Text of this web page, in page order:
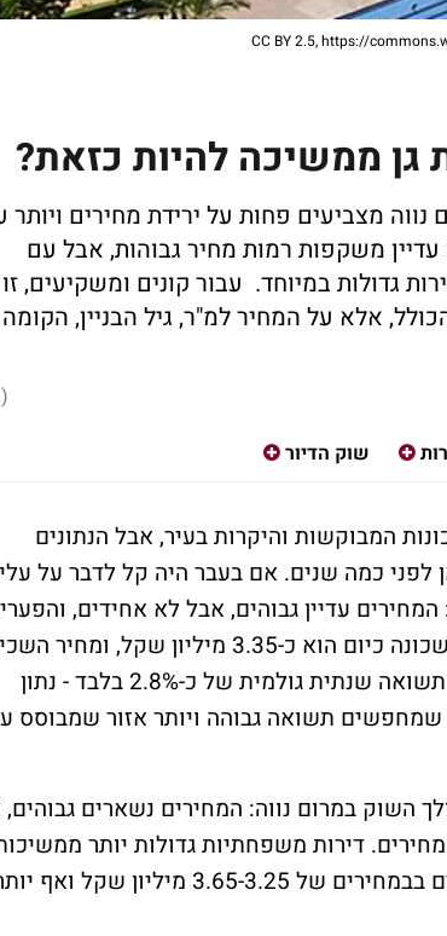
ממשיכה להיות כזאת?
מצביעים פחות על ירידת מחירים ויותר
משקפות רמות מחיר גבוהות, אבל עם
גדולות במיוחד. עבור קונים ומשקיעים, זו
אלא על המחיר למ"ר, גיל הבניין, הקומה
(1)
שוק הדיור
המבוקשות והיקרות בעיר, אבל הנתונים
לפני כמה שנים. אם בעבר היה קל לדבר על
עדיין גבוהים, אבל לא אחידים,
בין נכס לנכס גדולים מאוד. מחיר הקנייה הממוצע בשכונה כיום הוא כ-3.35 מיליון
הממוצע הוא כ-7,900 שקל בחודש. המשמעות היא תשואה שנתית גולמית של כ-2.8% בלבד - נתון
תשואה גבוהה ויותר אזור שמבוסס
הולך השוק במרום נווה: המחירים נשארים
דירות משפחתיות גדולות יותר
שקל ואף יותר.